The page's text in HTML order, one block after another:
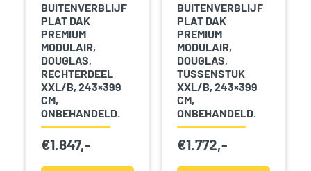
BUITENVERBLIJF
PLAT DAK
PREMIUM
MODULAIR,
DOUGLAS,
RECHTERDEEL
XXL/B, 243×399
CM,
ONBEHANDELD.
€1.847,-
BUITENVERBLIJF
PLAT DAK
PREMIUM
MODULAIR,
DOUGLAS,
TUSSENSTUK
XXL/B, 243×399
CM,
ONBEHANDELD.
€1.772,-